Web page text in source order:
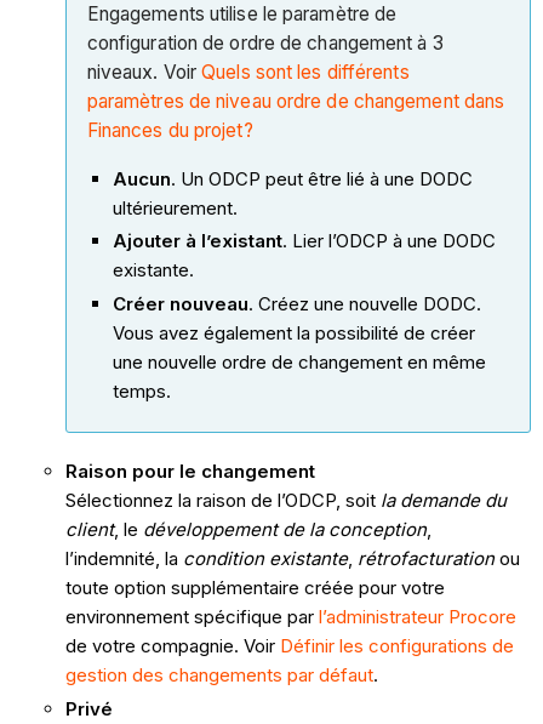
Engagements utilise le paramètre de
configuration de ordre de changement à 3
niveaux. VoirQuels sont les différents
paramètres de niveau ordre de changement dans
Finances du projet?
Aucun. Un ODCP peut être lié à une DODC
ultérieurement.
Ajouter à l’existant. Lier l’ODCP à une DODC
existante.
Créer nouveau. Créez une nouvelle DODC.
Vous avez également la possibilité de créer
une nouvelle ordre de changement en même
temps.
Raison pour le changement
Sélectionnez la raison de l’ODCP, soit la demande du
client, le développement de la conception,
l’indemnité, la condition existante, rétrofacturationou
toute option supplémentaire créée pour votre
environnement spécifique par l’administrateur Procore
de votre compagnie. Voir Définir les configurations de
gestion des changements par défaut.
Privé